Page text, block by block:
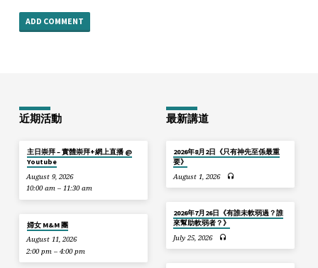
近期活動
主日崇拜 – 實體崇拜+網上直播 @
Youtube
August 9, 2026
10:00 am – 11:30 am
婦女 M&M 團
August 11, 2026
2:00 pm – 4:00 pm
最新講道
2026年8月2日《只有神先至係最重
要》
August 1, 2026
2026年7月26日《有誰未軟弱過？誰
來幫助軟弱者？》
July 25, 2026